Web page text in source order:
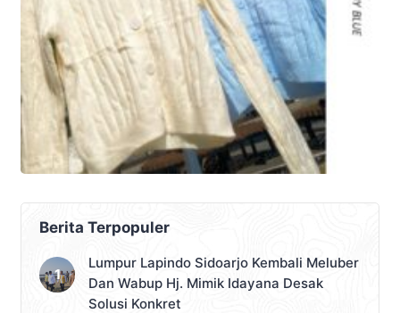
Berita Terpopuler
Lumpur Lapindo Sidoarjo Kembali Meluber
Dan Wabup Hj. Mimik Idayana Desak
Solusi Konkret